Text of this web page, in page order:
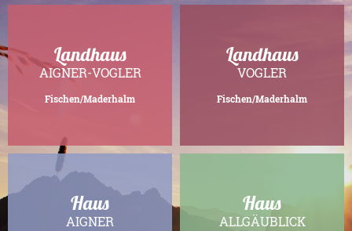
Landhaus
AIGNER-VOGLER
Fischen/Maderhalm
Landhaus
VOGLER
Fischen/Maderhalm
Haus
AIGNER
Haus
ALLGÄUBLICK